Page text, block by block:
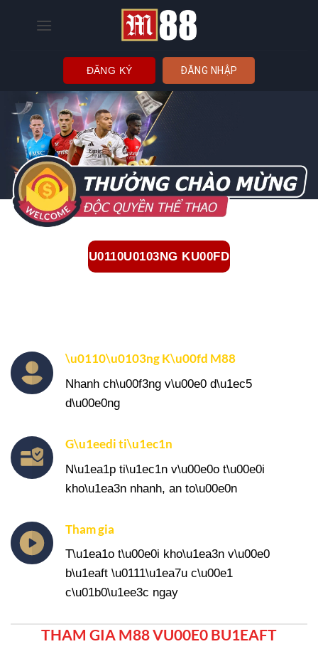
ĐĂNG KÝ ĐĂNG NHẬP
U0110U0103NG KU00FD
\u0110\u0103ng K\u00fd M88
Nhanh ch\u00f3ng v\u00e0 d\u1ec5
d\u00e0ng
G\u1eedi ti\u1ec1n
N\u1ea1p ti\u1ec1n v\u00e0o t\u00e0i
kho\u1ea3n nhanh, an to\u00e0n
Tham gia
T\u1ea1o t\u00e0i kho\u1ea3n v\u00e0
b\u1eaft \u0111\u1ea7u c\u00e1
c\u01b0\u1ee3c ngay
THAM GIA M88 VU00E0 BU1EAFT